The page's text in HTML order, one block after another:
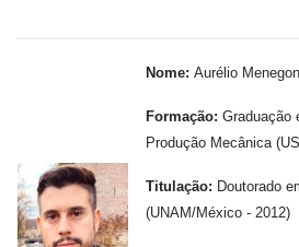
Nome: Aurélio
Formação: Graduação
Produção Mecânica
Titulação: Doutorado
(UNAM/México - 2012)